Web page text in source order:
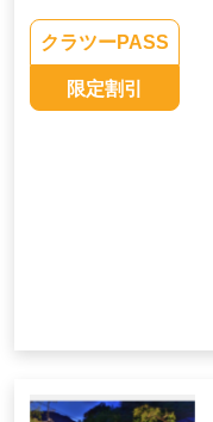
クラツーPASS
限定割引